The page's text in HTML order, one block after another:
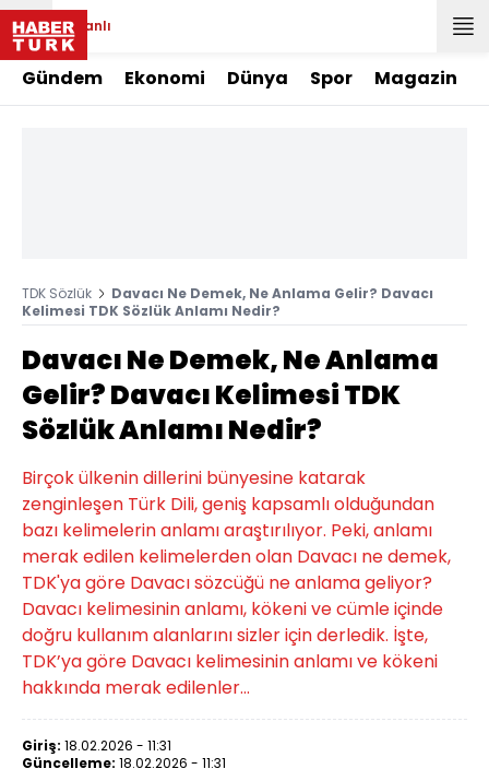
Canlı
Gündem Ekonomi Dünya Spor Magazin
TDK Sözlük
Davacı Ne Demek, Ne Anlama Gelir? Davacı
Kelimesi TDK Sözlük Anlamı Nedir?
Davacı Ne Demek, Ne Anlama
Gelir? Davacı Kelimesi TDK
Sözlük Anlamı Nedir?
Birçok ülkenin dillerini bünyesine katarak
zenginleşen Türk Dili, geniş kapsamlı olduğundan
bazı kelimelerin anlamı araştırılıyor. Peki, anlamı
merak edilen kelimelerden olan Davacı ne demek,
TDK'ya göre Davacı sözcüğü ne anlama geliyor?
Davacı kelimesinin anlamı, kökeni ve cümle içinde
doğru kullanım alanlarını sizler için derledik. İşte,
TDK’ya göre Davacı kelimesinin anlamı ve kökeni
hakkında merak edilenler...
Giriş: 18.02.2026 - 11:31
Güncelleme: 18.02.2026 - 11:31